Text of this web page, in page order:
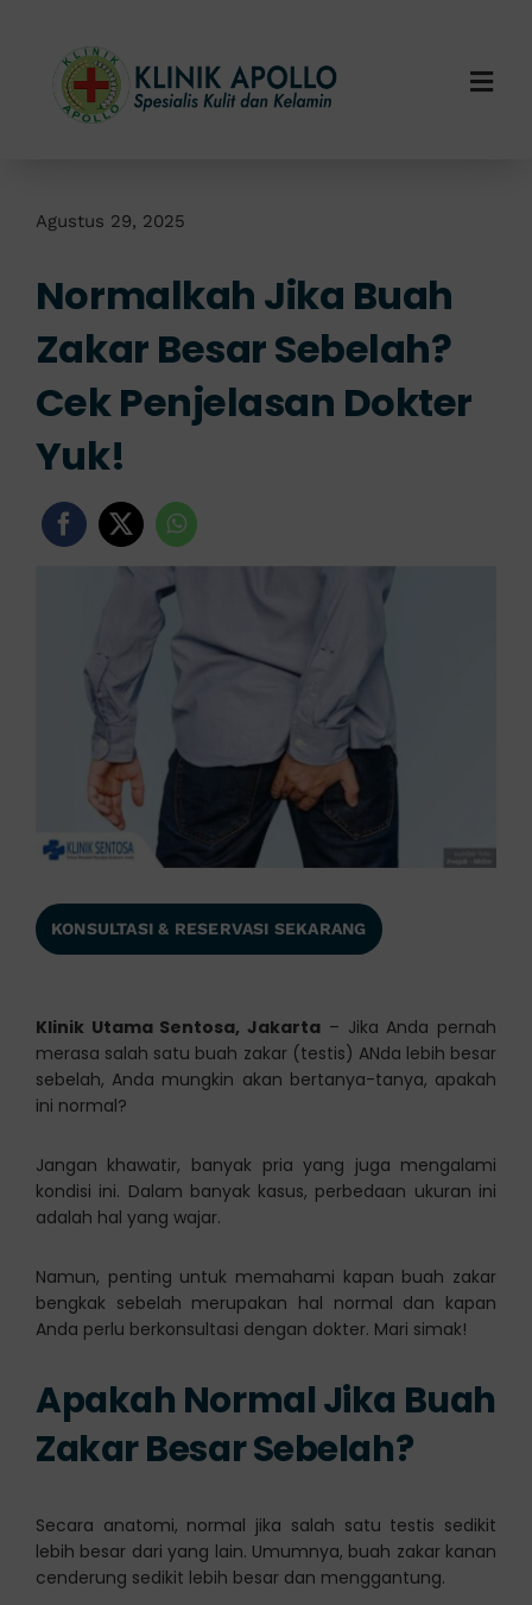
content
Layanan Kami
Info Klinik
Agustus 29, 2025
Normalkah Jika Buah
Zakar Besar Sebelah?
Cek Penjelasan Dokter
Yuk!
KONSULTASI & RESERVASI SEKARANG
Klinik Utama Sentosa, Jakarta – Jika Anda pernah
merasa salah satu buah zakar (testis) ANda lebih besar
sebelah, Anda mungkin akan bertanya-tanya, apakah
ini normal?
Jangan khawatir, banyak pria yang juga mengalami
kondisi ini. Dalam banyak kasus, perbedaan ukuran ini
adalah hal yang wajar.
Namun, penting untuk memahami kapan buah zakar
bengkak sebelah merupakan hal normal dan kapan
Anda perlu berkonsultasi dengan dokter. Mari simak!
Apakah Normal Jika Buah
Zakar Besar Sebelah?
Secara anatomi, normal jika salah satu testis sedikit
lebih besar dari yang lain. Umumnya, buah zakar kanan
cenderung sedikit lebih besar dan menggantung.